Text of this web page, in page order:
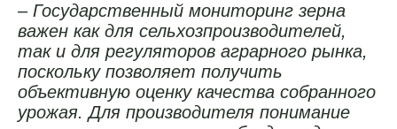
–Государственный мониторинг зерна
важен как для сельхозпроизводителей,
так и для регуляторов аграрного рынка,
поскольку позволяет получить
объективную оценку качества собранного
урожая. Для производителя понимание